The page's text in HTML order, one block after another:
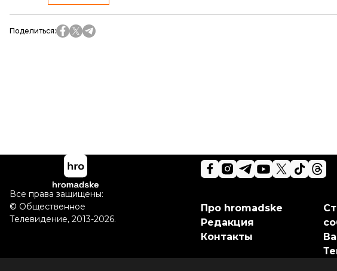
Поделиться:
Про hromadske
Редакция
Контакты
Все права защищены:
© Общественное
Телевидение, 2013-2026.